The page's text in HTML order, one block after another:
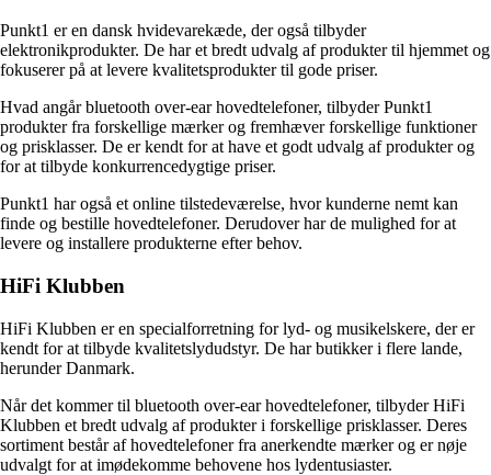
Punkt1 er en dansk hvidevarekæde, der også tilbyder
elektronikprodukter. De har et bredt udvalg af produkter til hjemmet og
fokuserer på at levere kvalitetsprodukter til gode priser.
Hvad angår bluetooth over-ear hovedtelefoner, tilbyder Punkt1
produkter fra forskellige mærker og fremhæver forskellige funktioner
og prisklasser. De er kendt for at have et godt udvalg af produkter og
for at tilbyde konkurrencedygtige priser.
Punkt1 har også et online tilstedeværelse, hvor kunderne nemt kan
finde og bestille hovedtelefoner. Derudover har de mulighed for at
levere og installere produkterne efter behov.
HiFi Klubben
HiFi Klubben er en specialforretning for lyd- og musikelskere, der er
kendt for at tilbyde kvalitetslydudstyr. De har butikker i flere lande,
herunder Danmark.
Når det kommer til bluetooth over-ear hovedtelefoner, tilbyder HiFi
Klubben et bredt udvalg af produkter i forskellige prisklasser. Deres
sortiment består af hovedtelefoner fra anerkendte mærker og er nøje
udvalgt for at imødekomme behovene hos lydentusiaster.